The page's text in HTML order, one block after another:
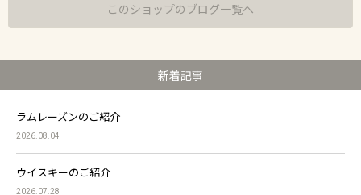
このショップのブログ一覧へ
新着記事
ラムレーズンのご紹介
2026.08.04
ウイスキーのご紹介
2026.07.28